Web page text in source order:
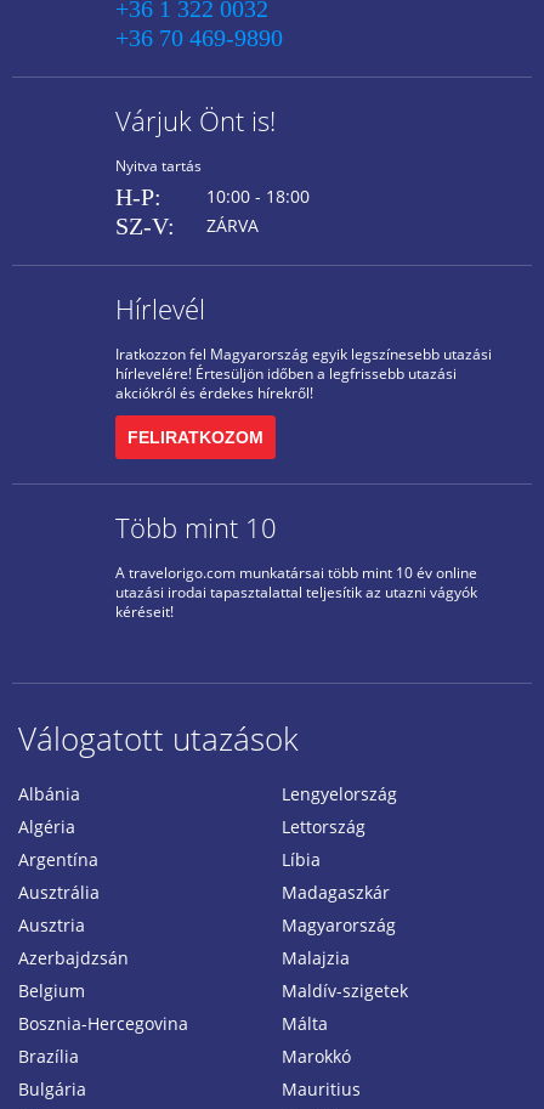
+36 1 322 0032
+36 70 469-9890
Várjuk Önt is!
Nyitva tartás
H-P: 10:00 - 18:00
SZ-V: ZÁRVA
Hírlevél
Iratkozzon fel Magyarország egyik legszínesebb utazási
hírlevelére! Értesüljön időben a legfrissebb utazási
akciókról és érdekes hírekről!
FELIRATKOZOM
Több mint 10
A travelorigo.com munkatársai több mint 10 év online
utazási irodai tapasztalattal teljesítik az utazni vágyók
kéréseit!
Válogatott utazások
Albánia
Algéria
Argentína
Ausztrália
Ausztria
Azerbajdzsán
Belgium
Bosznia-Hercegovina
Brazília
Bulgária
Lengyelország
Lettország
Líbia
Madagaszkár
Magyarország
Malajzia
Maldív-szigetek
Málta
Marokkó
Mauritius